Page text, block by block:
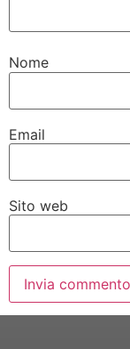
Nome
Email
Sito web